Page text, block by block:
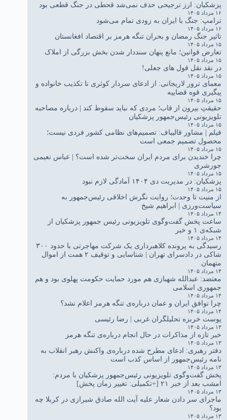
پزشکیان: ارز ترجیحی حذف نمی‌شد قحطی در جنگ قطعی بود
۱۶ مرداد ۱۴۰۵
ترامپ: جنگ با ایران به زودی تمام می‌شود
۱۶ مرداد ۱۴۰۵
تاثیر جنگ رمضان و بحران تنگه هرمز بر اقتصاد افغانستان
۱۵ مرداد ۱۴۰۵
تعارض قوانین؛ مانع پنهان سنددار شدن بخش بزرگی از املاک
۱۵ مرداد ۱۴۰۵
در نقد نقل قول های جعلی!
۱۵ مرداد ۱۴۰۵
معمای ترور لاریجانی: از ادعای سردار کوثری تا تکذیب خانواده و
پیگیری قوه قضاییه
۱۵ مرداد ۱۴۰۵
حقیقتِ بیرون از قاب؛ مردی که نباید سقوط کند | درباره مصاحبه
تلویزیونی رئیس‌جمهور پزشکیان
۱۵ مرداد ۱۴۰۵
فیلم | مشاور قالیباف: تصمیم‌های نظامی کشور فردی نیست؛
محصول تصمیم جمعی است
۱۵ مرداد ۱۴۰۵
چرا خندیدن برای مردم ایران سخت‌تر شده است؟ | عباس نعیمی
جورشری
۱۵ مرداد ۱۴۰۵
پزشکیان: در مدیریت دی ۱۴۰۴ آمادگی لازم نبود
۱۵ مرداد ۱۴۰۵
از منیت تا وحدت؛ روایت نگرش اخلاقی رئیس‌جمهور به
سیاست‌ورزی | ابراهیم شیخ
۱۴ مرداد ۱۴۰۵
ساعت پخش گفت‌وگوی تلویزیونی رئیس جمهور پزشکیان از
شبکه‌ی ۱ و خبر
۱۴ مرداد ۱۴۰۵
رسیدگی به پرونده کلاهبرداری یک شرکت مهاجرتی با حدود ۳۰۰
شاکی در دادسرای تهران | شناسایی و توقیف ۲ همت از اموال
متهمان
۱۴ مرداد ۱۴۰۵
معتضد: عبدالله شهبازی هم مورد حمایت حکومت پهلوی بود و هم
جمهوری اسلامی
۱۴ مرداد ۱۴۰۵
چرا توافق ایران و عمان درباره‌ی تنگه هرمز اعلام نشد؟
۱۴ مرداد ۱۴۰۵
پوست خربزه تحلیلگران غربی | رضا رئیسی
۱۳ مرداد ۱۴۰۵
خبر تازه از مذاکرات در حال انجام درباره‌ی تنگه هرمز
۱۳ مرداد ۱۴۰۵
دفتر رهبری: ادعای مطرح شده درباره‌ی واکنش رهبر انقلاب به
نامه رئیس‌جمهور از اساس کذب است
۱۳ مرداد ۱۴۰۵
پخش گفت‌وگوی تلویزیونی رئیس‌جمهور پزشکیان با مردم:
امشب بعد از خبر ۲۱ [+تکمیلی: تغییر زمان پخش]
۱۳ مرداد ۱۴۰۵
ماجرای سر دادن شعار علیه آیت الله صادق شیرازی در کربلا چه
بود؟
۱۳ مرداد ۱۴۰۵